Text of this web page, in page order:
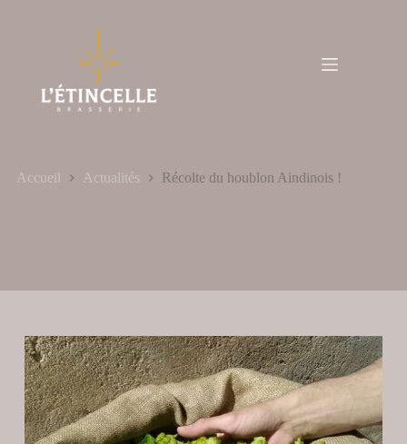
Accueil Actualités Récolte du houblon Aindinois !